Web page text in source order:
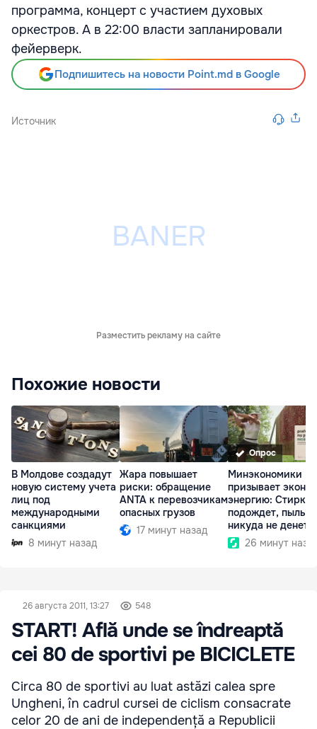
программа, концерт с участием духовых
оркестров. А в 22:00 власти запланировали
фейерверк.
Подпишитесь на новости Point.md в Google
Источник
Разместить рекламу на сайте
Похожие новости
В Молдове создадут
новую систему учета
лиц под
международными
санкциями
8 минут назад
Жара повышает
риски: обращение
ANTA к перевозчикам
опасных грузов
17 минут назад
Опрос
Минэкономики
призывает
энергию: Стирка
подождет, пыль
никуда не
26 минут
26 августа 2011, 13:27 548
START! Află unde se îndreaptă
cei 80 de sportivi pe BICICLETE
Circa 80 de sportivi au luat astăzi calea spre
Ungheni, în cadrul cursei de ciclism consacrate
celor 20 de ani de independență a Republicii